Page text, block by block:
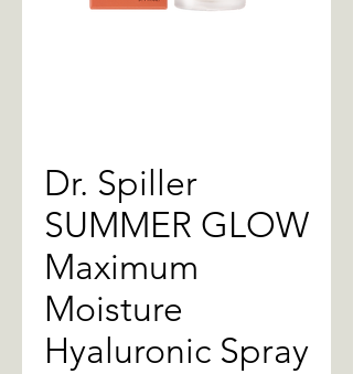
Dr. Spiller
SUMMER GLOW
Maximum
Moisture
Hyaluronic Spray